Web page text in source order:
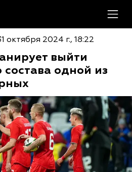
октября 2024 г., 18:22
выйти
состава одной из